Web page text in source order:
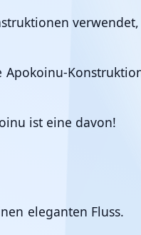
ist eine davon!
eleganten Fluss.